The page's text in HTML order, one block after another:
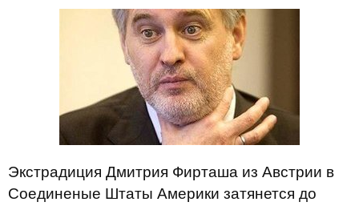
Экстрадиция Дмитрия Фирташа из Австрии в
Соединеные Штаты Америки затянется до